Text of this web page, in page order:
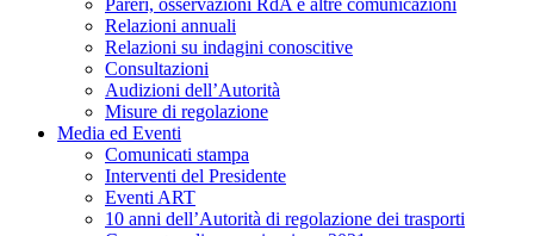
Pareri, osservazioni RdA e altre comunicazioni
Relazioni annuali
Relazioni su indagini conoscitive
Consultazioni
Audizioni dell’Autorità
Misure di regolazione
Media ed Eventi
Comunicati stampa
Interventi del Presidente
Eventi ART
10 anni dell’Autorità di regolazione dei trasporti